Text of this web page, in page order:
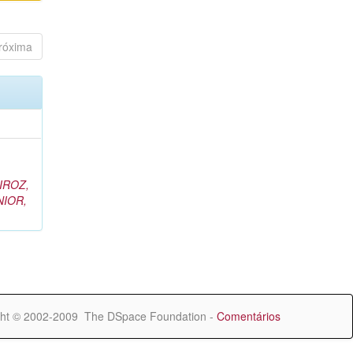
© 2002-2009 The DSpace Foundation - Comentários